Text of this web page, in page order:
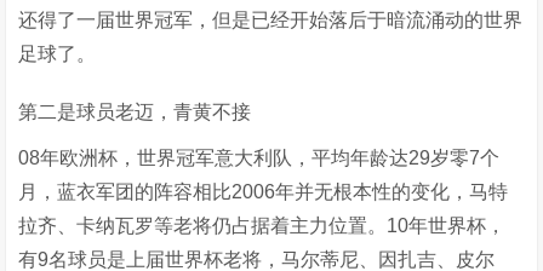
还得了一届世界冠军，但是已经开始落后于暗流涌动的世界
足球了。
第二是球员老迈，青黄不接
08年欧洲杯，世界冠军意大利队，平均年龄达29岁零7个
月，蓝衣军团的阵容相比2006年并无根本性的变化，马特
拉齐、卡纳瓦罗等老将仍占据着主力位置。10年世界杯，
有9名球员是上届世界杯老将，马尔蒂尼、因扎吉、皮尔